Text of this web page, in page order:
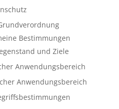
Bestimmungen
und Ziele
Anwendungsbereich
Anwendungsbereich